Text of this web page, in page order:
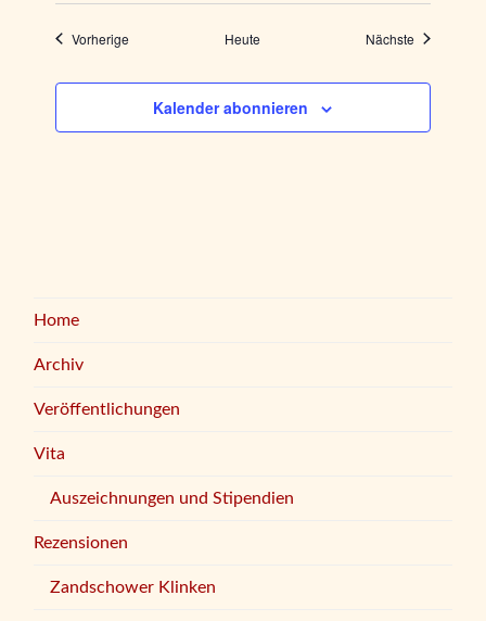
VorherigeVeranstaltungen Heute Nächste
Kalender abonnieren
Home
Archiv
Veröffentlichungen
Vita
Auszeichnungen und Stipendien
Rezensionen
Zandschower Klinken